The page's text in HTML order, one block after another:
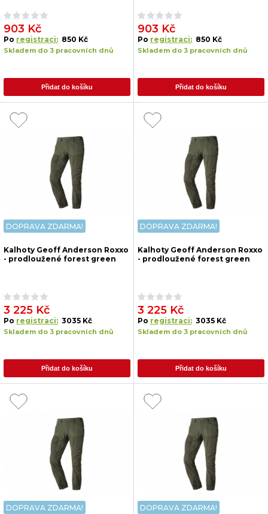
903 Kč
Po registraci: 850 Kč
Skladem do 3 pracovních dnů
Přidat do košíku
903 Kč
Po registraci: 850 Kč
Skladem do 3 pracovních dnů
Přidat do košíku
DOPRAVA ZDARMA!
Kalhoty Geoff Anderson Roxxo
- prodloužené forest green
3 225 Kč
Po registraci: 3035 Kč
Skladem do 3 pracovních dnů
Přidat do košíku
DOPRAVA ZDARMA!
Kalhoty Geoff Anderson Roxxo
- prodloužené forest green
3 225 Kč
Po registraci: 3035 Kč
Skladem do 3 pracovních dnů
Přidat do košíku
DOPRAVA ZDARMA! DOPRAVA ZDARMA!